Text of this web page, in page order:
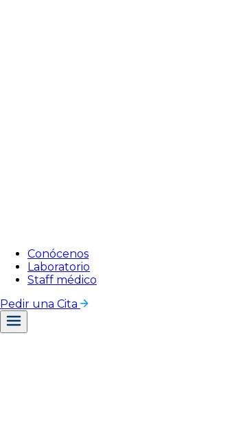
Conócenos
Laboratorio
Staff médico
Pedir una Cita